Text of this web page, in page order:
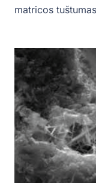
matricos